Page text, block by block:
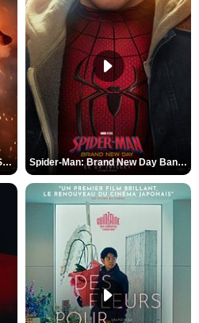
L'Odyssée Bande-annonce VO STFR Spider-Man: Brand New Day Bande-annonce VO STFR